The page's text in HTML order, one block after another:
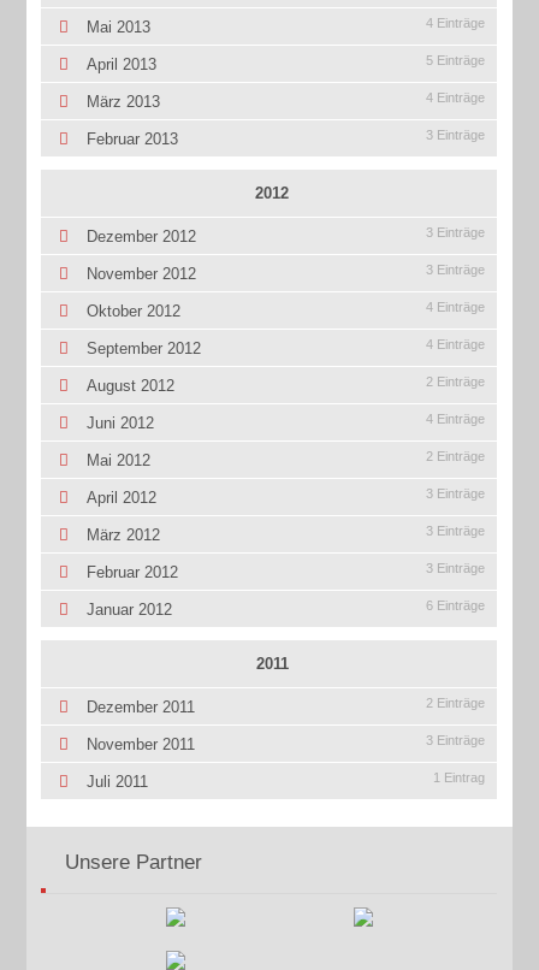
Mai 2013 4 Einträge
April 2013 5 Einträge
März 2013 4 Einträge
Februar 2013 3 Einträge
2012
Dezember 2012 3 Einträge
November 2012 3 Einträge
Oktober 2012 4 Einträge
September 2012 4 Einträge
August 2012 2 Einträge
Juni 2012 4 Einträge
Mai 2012 2 Einträge
April 2012 3 Einträge
März 2012 3 Einträge
Februar 2012 3 Einträge
Januar 2012 6 Einträge
2011
Dezember 2011 2 Einträge
November 2011 3 Einträge
Juli 2011 1 Eintrag
Unsere Partner